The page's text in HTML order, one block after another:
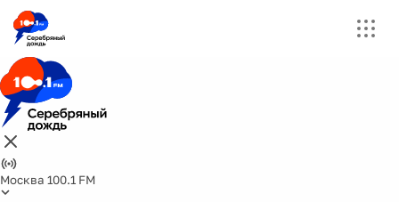
Москва 100.1 FM